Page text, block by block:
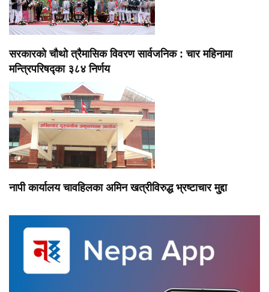
सरकारको चौथो त्रैमासिक विवरण सार्वजनिक : चार महिनामा
मन्त्रिपरिषद्का ३८४ निर्णय
नापी कार्यालय चावहिलका अमिन खत्रीविरुद्ध भ्रष्टाचार मु्द्दा